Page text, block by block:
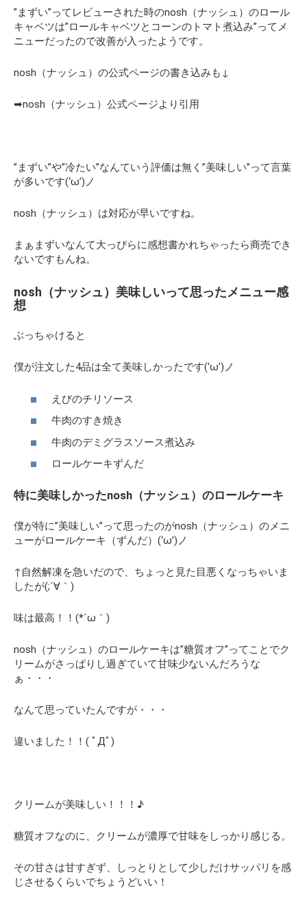
”まずい”ってレビューされた時のnosh（ナッシュ）のロール
キャベツは”ロールキャベツとコーンのトマト煮込み”ってメ
ニューだったので改善が入ったようです。
nosh（ナッシュ）の公式ページの書き込みも↓
➡nosh（ナッシュ）公式ページより引用
”まずい”や”冷たい”なんていう評価は無く”美味しい”って言葉
が多いです(‘ω’)ノ
nosh（ナッシュ）は対応が早いですね。
まぁまずいなんて大っぴらに感想書かれちゃったら商売でき
ないですもんね。
nosh（ナッシュ）美味しいって思ったメニュー感
想
ぶっちゃけると
僕が注文した4品は全て美味しかったです(‘ω’)ノ
えびのチリソース
牛肉のすき焼き
牛肉のデミグラスソース煮込み
ロールケーキずんだ
特に美味しかったnosh（ナッシュ）のロールケーキ
僕が特に”美味しい”って思ったのがnosh（ナッシュ）のメニ
ューがロールケーキ（ずんだ）(‘ω’)ノ
↑自然解凍を急いだので、ちょっと見た目悪くなっちゃいま
したが(;´∀｀)
味は最高！！(*´ω｀)
nosh（ナッシュ）のロールケーキは”糖質オフ”ってことでク
リームがさっぱりし過ぎていて甘味少ないんだろうな
ぁ・・・
なんて思っていたんですが・・・
違いました！！( ﾟДﾟ)
クリームが美味しい！！！♪
糖質オフなのに、クリームが濃厚で甘味をしっかり感じる。
その甘さは甘すぎず、しっとりとして少しだけサッパリを感
じさせるくらいでちょうどいい！